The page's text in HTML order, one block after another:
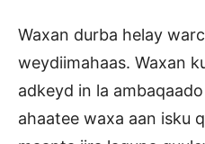
Waxan durba helay
weydiimahaas. Waxan
adkeyd in la
ahaatee waxa aan isku